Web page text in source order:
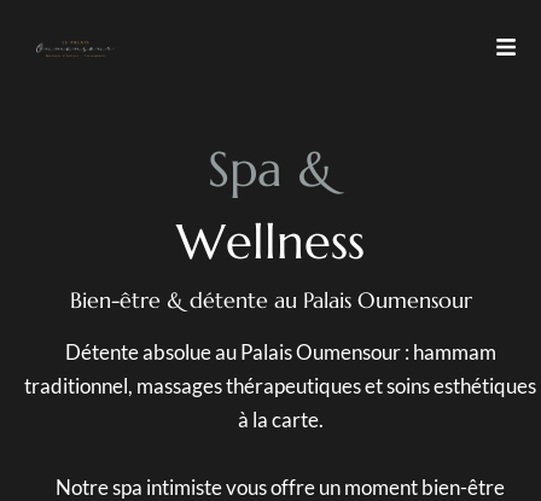
Spa &
Wellness
Bien-être & détente au Palais Oumensour
Détente absolue au Palais Oumensour : hammam
traditionnel, massages thérapeutiques et soins esthétiques
à la carte.
Notre spa intimiste vous offre un moment bien-être